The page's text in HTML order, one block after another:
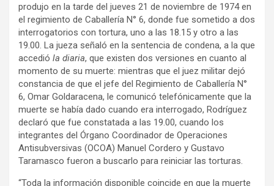
produjo en la tarde del jueves 21 de noviembre de 1974 en
el regimiento de Caballería N° 6, donde fue sometido a dos
interrogatorios con tortura, uno a las 18.15 y otro a las
19.00. La jueza señaló en la sentencia de condena, a la que
accedió la diaria, que existen dos versiones en cuanto al
momento de su muerte: mientras que el juez militar dejó
constancia de que el jefe del Regimiento de Caballería N°
6, Omar Goldaracena, le comunicó telefónicamente que la
muerte se había dado cuando era interrogado, Rodríguez
declaró que fue constatada a las 19.00, cuando los
integrantes del Órgano Coordinador de Operaciones
Antisubversivas (OCOA) Manuel Cordero y Gustavo
Taramasco fueron a buscarlo para reiniciar las torturas.
“Toda la información disponible coincide en que la muerte